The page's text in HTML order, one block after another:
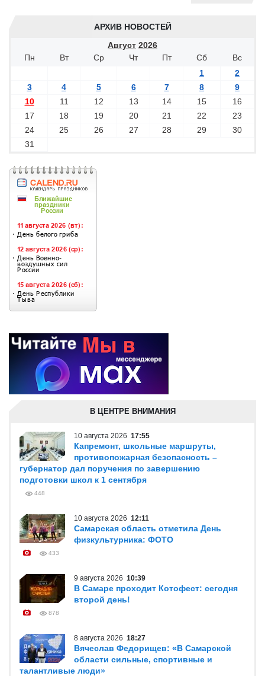
АРХИВ НОВОСТЕЙ
Август 2026
Пн
Вт Ср Чт Пт Сб
Вс
1
2
3
4 5 6 7 8
9
10
11 12 13 14 15
16
17
18 19 20 21 22
23
24
25 26 27 28 29
30
31
В ЦЕНТРЕ ВНИМАНИЯ
10 августа 2026 17:55
Капремонт, школьные маршруты,
противопожарная безопасность –
губернатор дал поручения по завершению
подготовки школ к 1 сентября
448
10 августа 2026 12:11
Самарская область отметила День
физкультурника: ФОТО
433
9 августа 2026 10:39
В Самаре проходит Котофест: сегодня
второй день!
878
8 августа 2026 18:27
Вячеслав Федорищев: «В Самарской
области сильные, спортивные и
талантливые люди»